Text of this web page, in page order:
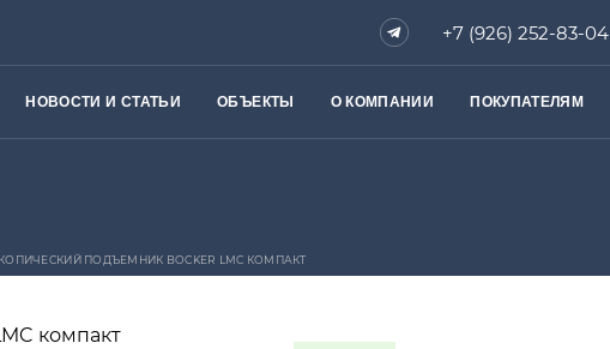
+7 (926) 252-83-04
НОВОСТИ И СТАТЬИ ОБЪЕКТЫ О КОМПАНИИ ПОКУПАТЕЛЯМ
ПОДЪЕМНИК BOCKER LMC КОМПАКТ